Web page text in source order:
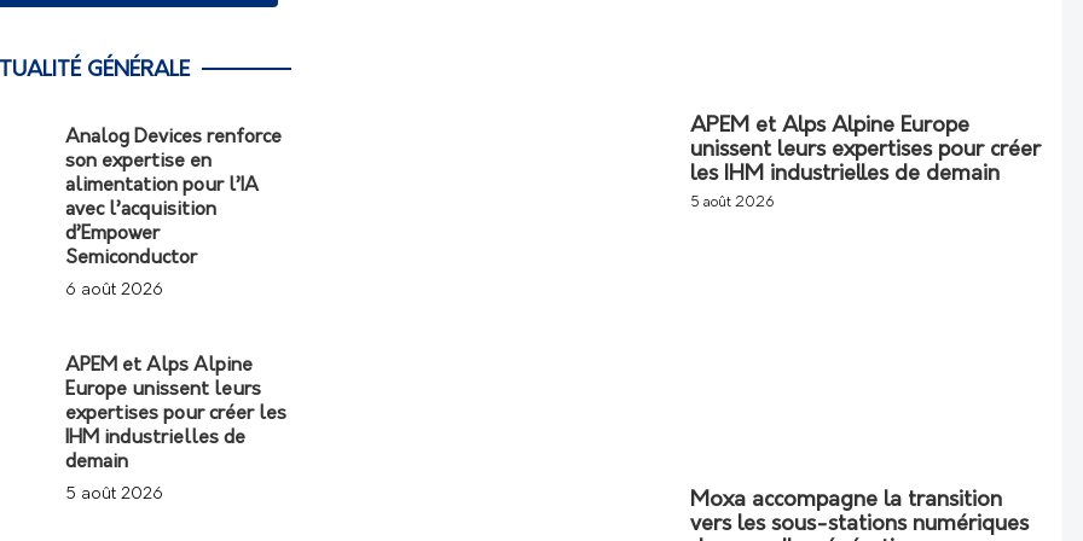
APEM et Alps Alpine Europe
unissent leurs expertises pour créer
les IHM industrielles de demain
5 août 2026
Moxa accompagne la transition
vers les sous-stations numériques
GÉNÉRALE
Analog Devices renforce
son expertise en
alimentation pour l’IA
avec l’acquisition
d’Empower
Semiconductor
6 août 2026
APEM et Alps Alpine
Europe unissent leurs
expertises pour créer les
IHM industrielles de
demain
5 août 2026